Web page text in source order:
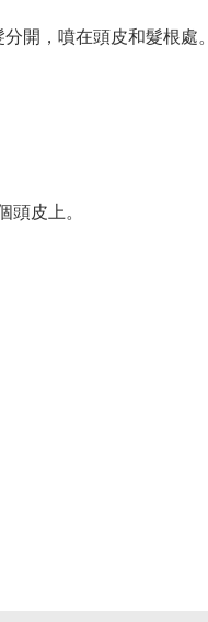
開，噴在頭皮和髮根處。
頭皮上。